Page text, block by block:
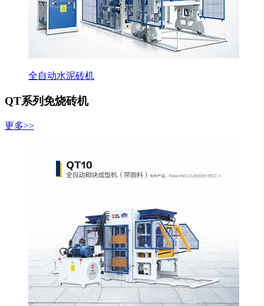
全自动水泥砖机
QT系列免烧砖机
更多>>